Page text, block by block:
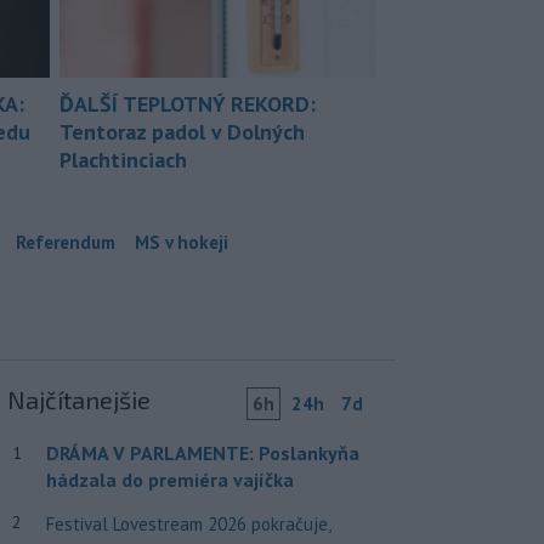
ĎALŠÍ TEPLOTNÝ REKORD:
Tentoraz padol v Dolných
Plachtinciach
Referendum MS v hokeji
Najčítanejšie 6h 24h 7d
1
DRÁMA V PARLAMENTE: Poslankyňa
hádzala do premiéra vajíčka
2
Festival Lovestream 2026 pokračuje,